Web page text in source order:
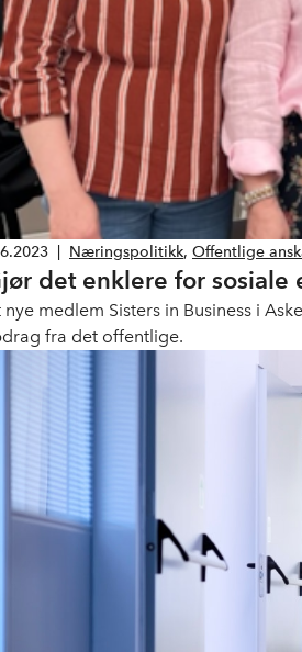
Næringspolitikk, Offentlige
det enklere for
nye medlem Sisters in Business i
fra det offentlige.